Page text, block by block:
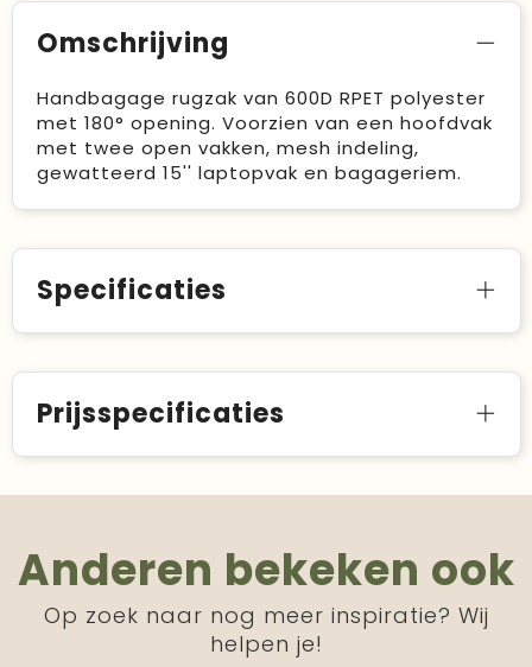
Omschrijving
Handbagage rugzak van 600D RPET polyester
met 180° opening. Voorzien van een hoofdvak
met twee open vakken, mesh indeling,
gewatteerd 15'' laptopvak en bagageriem.
Specificaties
Prijsspecificaties
Anderen bekeken ook
Op zoek naar nog meer inspiratie? Wij
helpen je!